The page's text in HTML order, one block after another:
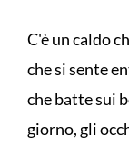
C'è un caldo
che si sente
che batte sui
giorno, gli